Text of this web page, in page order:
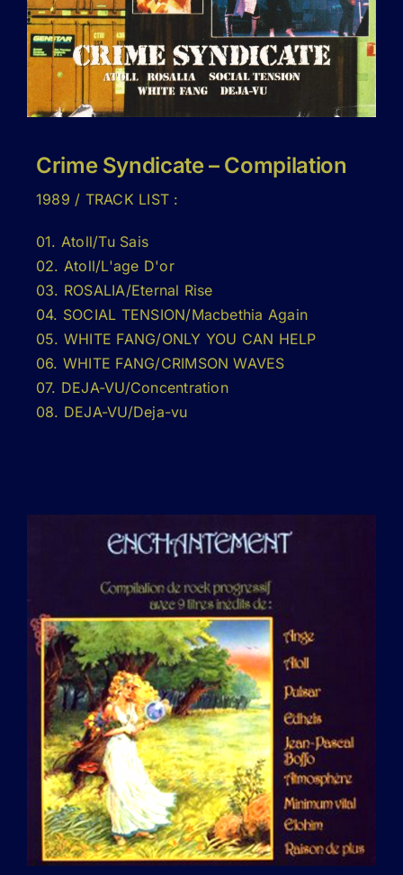
Crime Syndicate – Compilation
1989 / TRACK LIST :
01. Atoll/Tu Sais
02. Atoll/L'age D'or
03. ROSALIA/Eternal Rise
04. SOCIAL TENSION/Macbethia Again
05. WHITE FANG/ONLY YOU CAN HELP
06. WHITE FANG/CRIMSON WAVES
07. DEJA-VU/Concentration
08. DEJA-VU/Deja-vu